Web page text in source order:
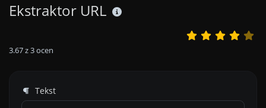
Ekstraktor URL
3.67z3ocen
Tekst